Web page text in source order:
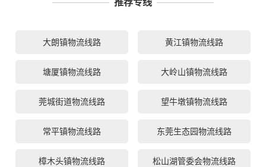
推荐专线
大朗镇物流线路 黄江镇物流线路
塘厦镇物流线路 大岭山镇物流线路
莞城街道物流线路 望牛墩镇物流线路
常平镇物流线路 东莞生态园物流线路
樟木头镇物流线路 松山湖管委会物流线路